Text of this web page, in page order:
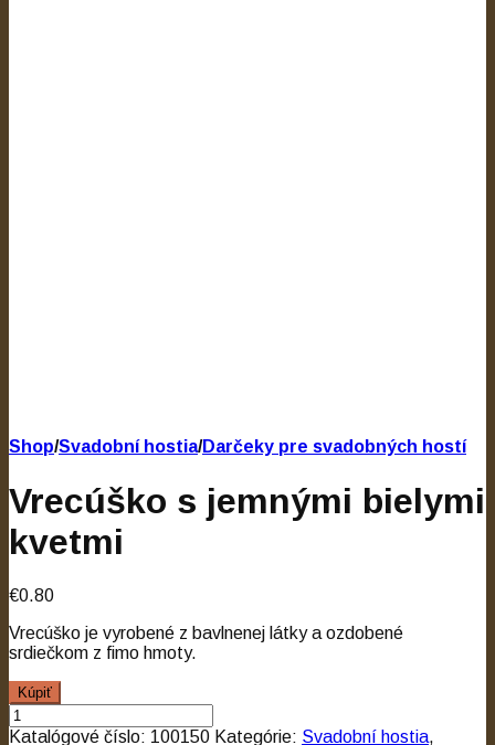
Shop/Svadobní hostia/Darčeky pre svadobných hostí
Vrecúško s jemnými bielymi
kvetmi
€0.80
Vrecúško je vyrobené z bavlnenej látky a ozdobené
srdiečkom z fimo hmoty.
Kúpiť
Katalógové číslo: 100150 Kategórie: Svadobní hostia,